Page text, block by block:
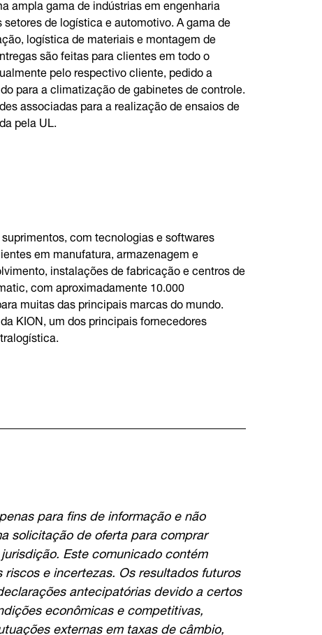
de logística e automotivo. A gama de
logística de materiais e montagem de
são feitas para clientes em todo o
pelo respectivo cliente, pedido a
para a climatização de gabinetes de controle.
associadas para a realização de ensaios de
pela UL.
com tecnologias e softwares
em manufatura, armazenagem e
instalações de fabricação e centros de
com aproximadamente 10.000
muitas das principais marcas do mundo.
KION, um dos principais fornecedores
para fins de informação e não
solicitação de oferta para comprar
Este comunicado contém
e incertezas. Os resultados futuros
antecipatórias devido a certos
econômicas e competitivas,
externas em taxas de câmbio,